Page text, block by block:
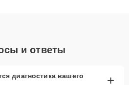
и ответы
диагностика вашего
+